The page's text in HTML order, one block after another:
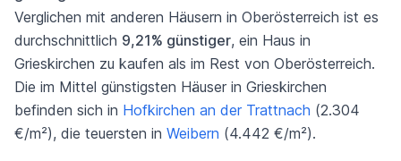
Verglichen mit anderen Häusern in Oberösterreich ist es
durchschnittlich 9,21% günstiger, ein Haus in
Grieskirchen zu kaufen als im Rest von Oberösterreich.
Die im Mittel günstigsten Häuser in Grieskirchen
befinden sich in Hofkirchen an der Trattnach (2.304
€/m²), die teuersten in Weibern (4.442 €/m²).